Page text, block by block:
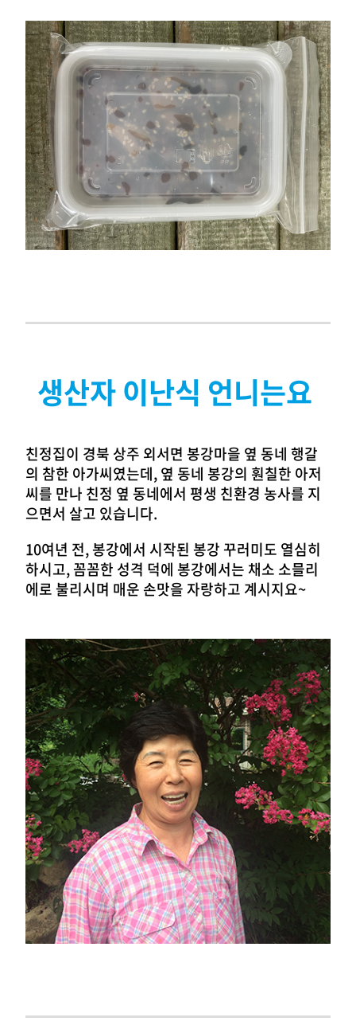
생산자 이난식 언니는요
친정집이 경북 상주 외서면 봉강마을 옆 동네 행갈
의 참한 아가씨였는데, 옆 동네 봉강의 훤칠한 아저
씨를 만나 친정 옆 동네에서 평생 친환경 농사를 지
으면서 살고 있습니다.
10여년 전, 봉강에서 시작된 봉강 꾸러미도 열심히
하시고, 꼼꼼한 성격 덕에 봉강에서는 채소 소믈리
에로 불리시며 매운 손맛을 자랑하고 계시지요~